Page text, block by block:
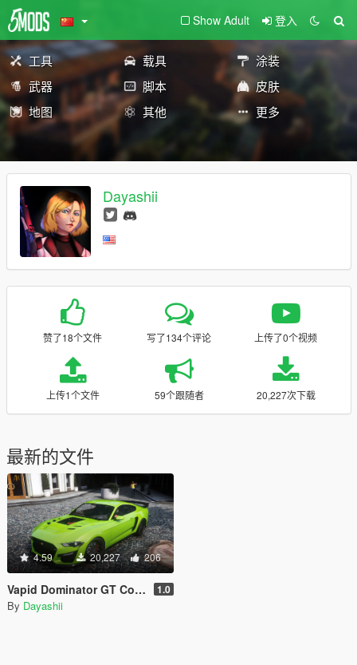
Show Adult 登入
工具 载具
涂装
武器
脚本
皮肤
地图
其他 更多
Dayashii
赞了18个文件 写了134个评论 上传了0个视频
上传1个文件 59个跟随者 20,227次下载
最新的文件
4.59 20,227 206
Vapid Dominator GT Coupe [Add-On | Tuning] 1.0
By Dayashii